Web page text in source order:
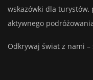
wskazówki dla
aktywnego
Odkrywaj świat z nami